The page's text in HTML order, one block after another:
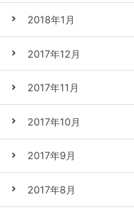
2018年1月
2017年12月
2017年11月
2017年10月
2017年9月
2017年8月